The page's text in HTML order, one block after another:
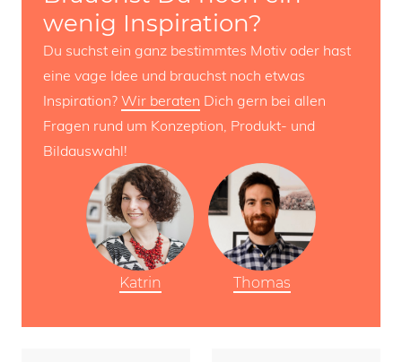
wenig Inspiration?
Du suchst ein ganz bestimmtes Motiv oder hast
eine vage Idee und brauchst noch etwas
Inspiration? Wir beraten Dich gern bei allen
Fragen rund um Konzeption, Produkt- und
Bildauswahl!
Katrin Thomas